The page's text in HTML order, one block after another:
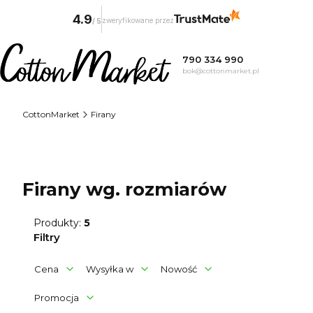
790 334 990
bok@cottonmarket.pl
CottonMarket Firany
Firany wg. rozmiarów
Produkty: 5
Filtry
Cena Wysyłka w Nowość
Promocja
4.9/ 5 zweryfikowane przez